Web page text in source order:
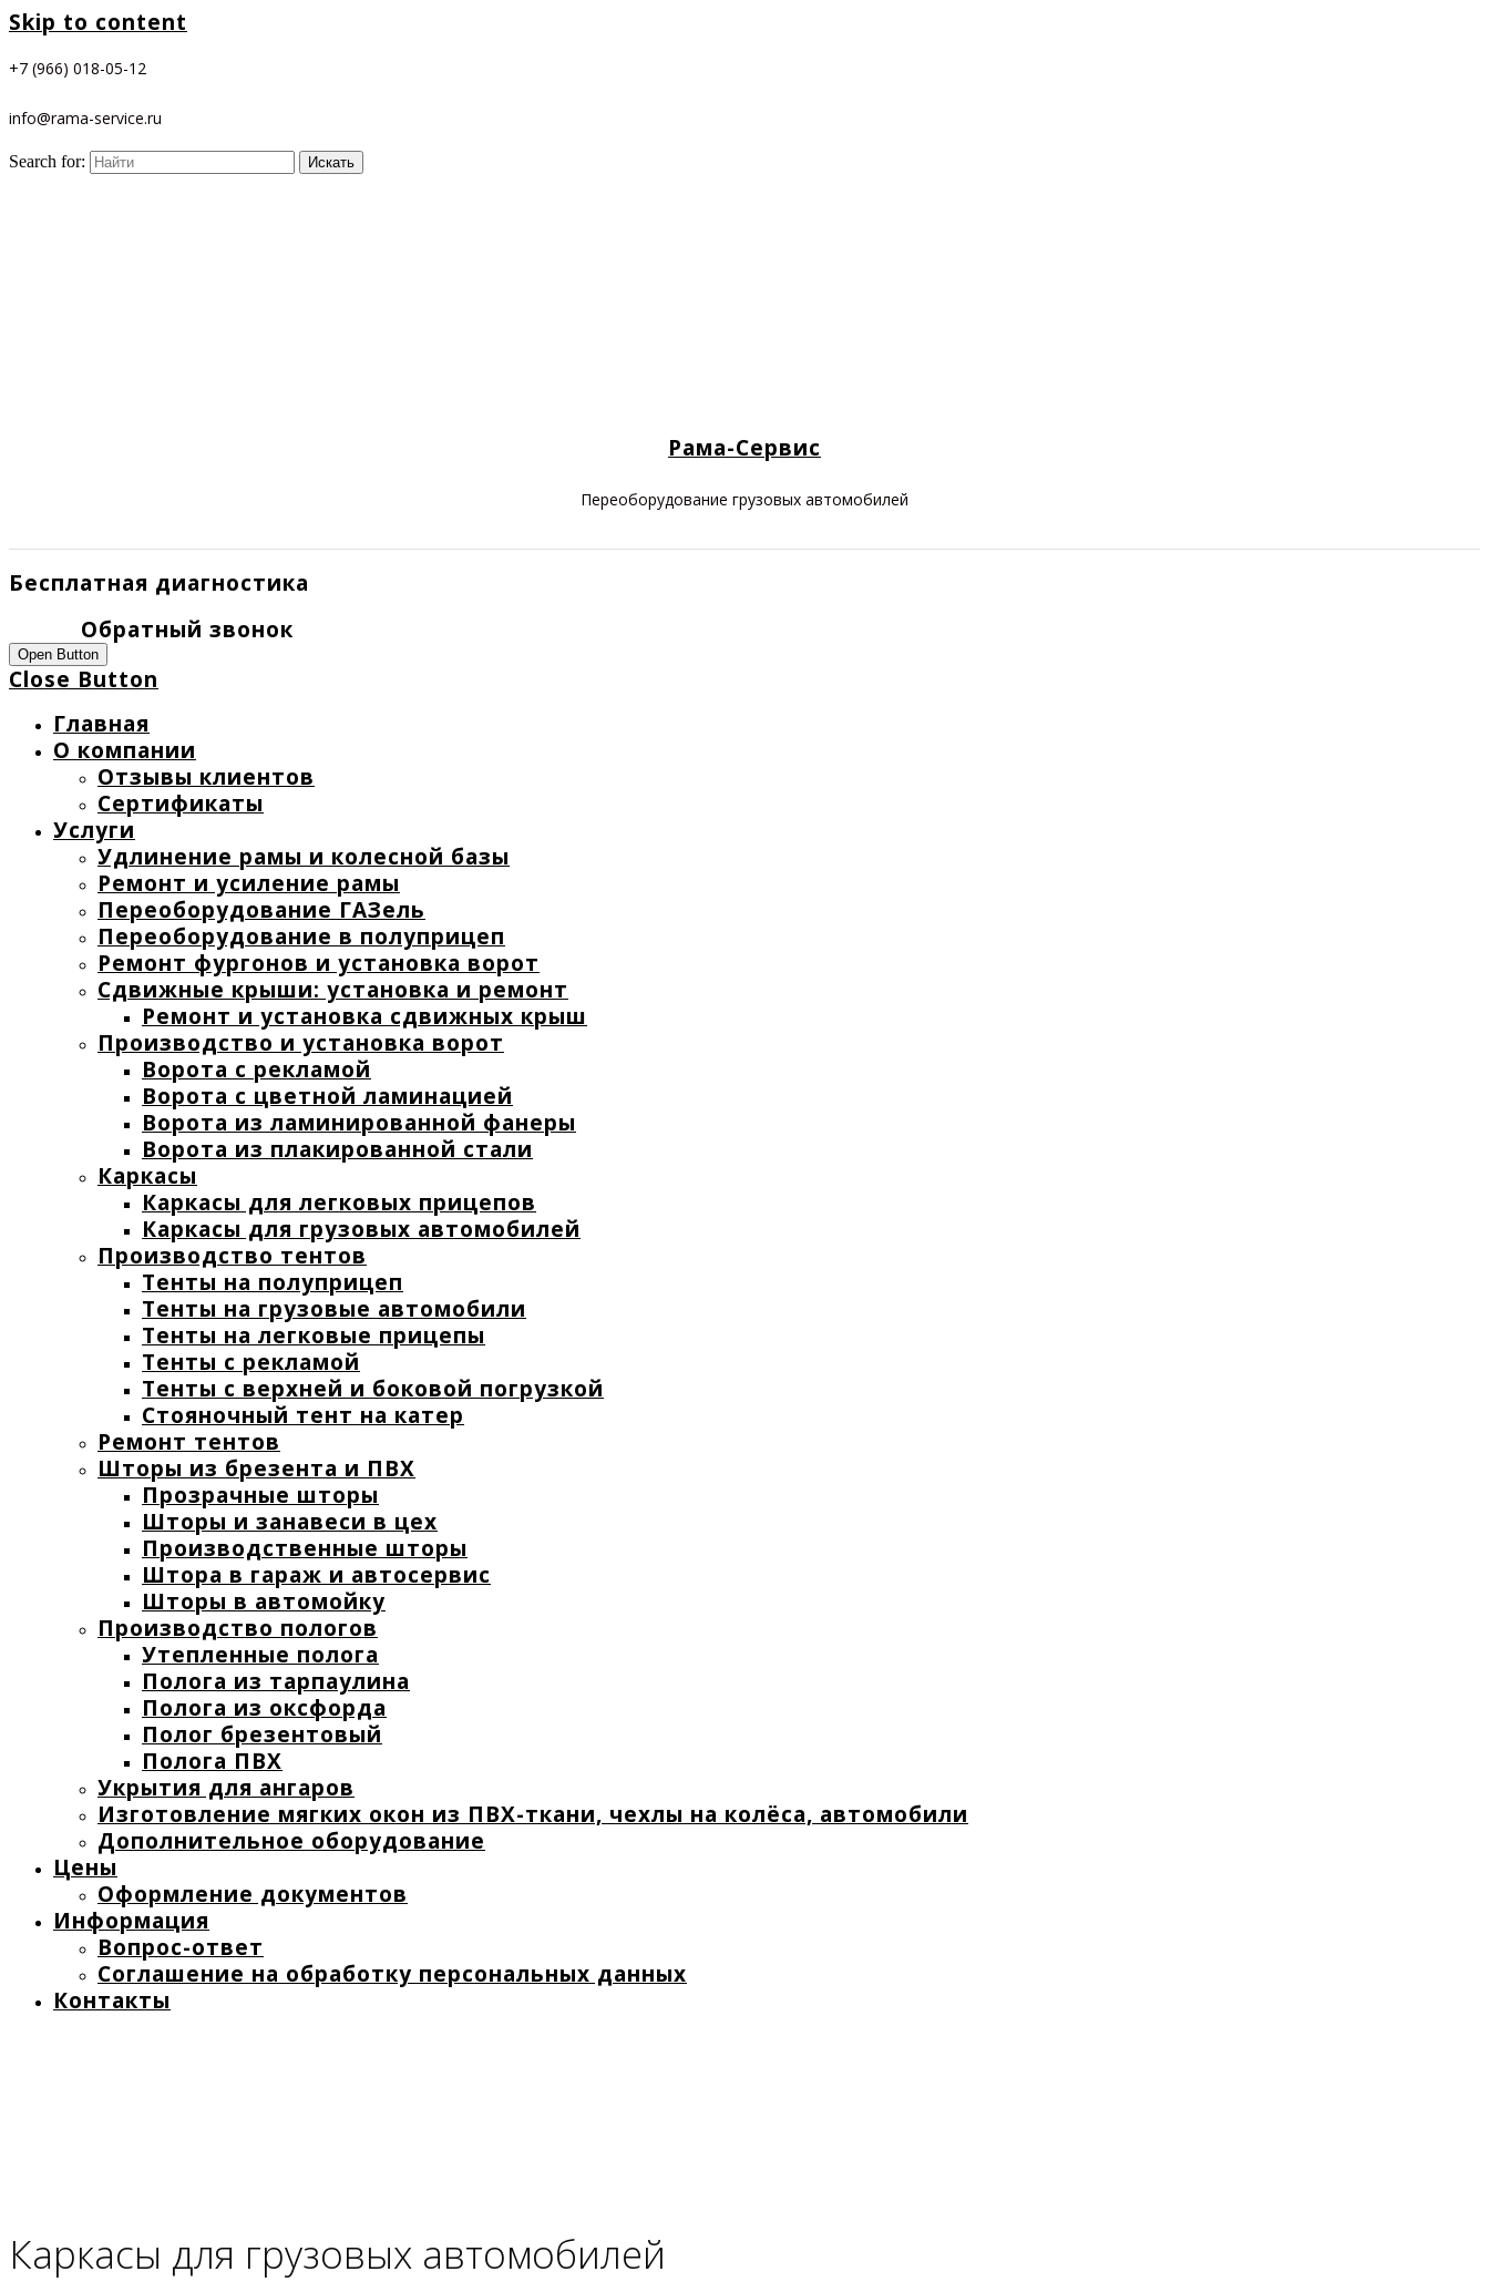
Skip to content
+7 (966) 018-05-12
info@rama-service.ru
Search for:
Рама-Сервис
Переоборудование грузовых автомобилей
Бесплатная диагностика
Обратный звонок
Open Button
Close Button
Главная
О компании
Отзывы клиентов
Сертификаты
Услуги
Удлинение рамы и колесной базы
Ремонт и усиление рамы
Переоборудование ГАЗель
Переоборудование в полуприцеп
Ремонт фургонов и установка ворот
Сдвижные крыши: установка и ремонт
Ремонт и установка сдвижных крыш
Производство и установка ворот
Ворота с рекламой
Ворота с цветной ламинацией
Ворота из ламинированной фанеры
Ворота из плакированной стали
Каркасы
Каркасы для легковых прицепов
Каркасы для грузовых автомобилей
Производство тентов
Тенты на полуприцеп
Тенты на грузовые автомобили
Тенты на легковые прицепы
Тенты с рекламой
Тенты с верхней и боковой погрузкой
Стояночный тент на катер
Ремонт тентов
Шторы из брезента и ПВХ
Прозрачные шторы
Шторы и занавеси в цех
Производственные шторы
Штора в гараж и автосервис
Шторы в автомойку
Производство пологов
Утепленные полога
Полога из тарпаулина
Полога из оксфорда
Полог брезентовый
Полога ПВХ
Укрытия для ангаров
Изготовление мягких окон из ПВХ-ткани, чехлы на колёса, автомобили
Дополнительное оборудование
Цены
Оформление документов
Информация
Вопрос-ответ
Соглашение на обработку персональных данных
Контакты
Каркасы для грузовых автомобилей